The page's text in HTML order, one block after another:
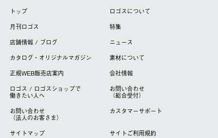
トップ
ロゴスについて
月刊ロゴス
特集
店舗情報 / ブログ
ニュース
カタログ・オリジナルマガジン
素材について
正規WEB販売店案内
会社情報
ロゴス / ロゴスショップで
働きたい人へ
お問い合わせ
（総合受付）
お問い合わせ
（法人のお客さま）
カスタマーサポート
サイトマップ
サイトご利用規約